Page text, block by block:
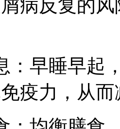
病反复的
：早睡早起
疫力，从